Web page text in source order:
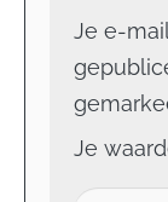
Je e-
Je